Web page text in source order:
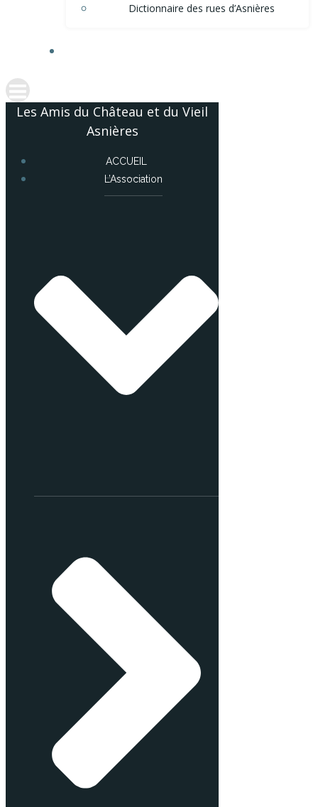
Dictionnaire des rues d’Asnières
Les Amis du Château et du Vieil
Asnières
ACCUEIL
L’Association